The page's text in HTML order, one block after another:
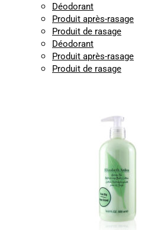
Déodorant
Produit après-rasage
Produit de rasage
Déodorant
Produit après-rasage
Produit de rasage